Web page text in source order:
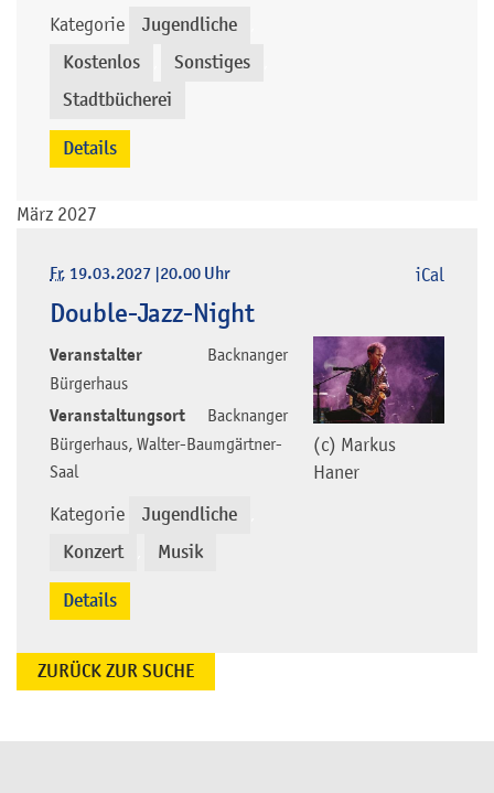
Kategorie Jugendliche
Kostenlos Sonstiges
Stadtbücherei
Details
März 2027
Fr, 19.03.2027 |20.00 Uhr
Double-Jazz-Night
(c) Markus
Haner
Veranstalter
Backnanger
Bürgerhaus
Veranstaltungsort
Backnanger
Bürgerhaus, Walter-Baumgärtner-
Saal
Kategorie Jugendliche
Konzert Musik
iCal
Details
ZURÜCK ZUR SUCHE